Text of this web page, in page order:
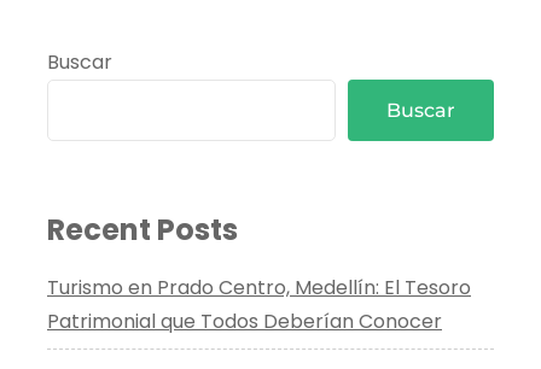
Buscar
Buscar
Recent Posts
Turismo en Prado Centro, Medellín: El Tesoro
Patrimonial que Todos Deberían Conocer